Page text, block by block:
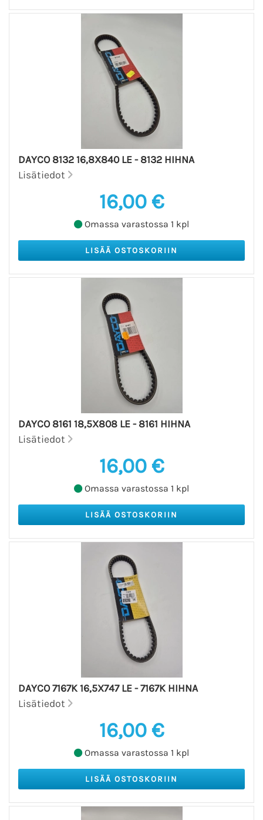
DAYCO 8132 16,8X840 LE - 8132 HIHNA
Lisätiedot
16,00 €
Omassa varastossa 1 kpl
DAYCO 8161 18,5X808 LE - 8161 HIHNA
Lisätiedot
16,00 €
Omassa varastossa 1 kpl
DAYCO 7167K 16,5X747 LE - 7167K HIHNA
Lisätiedot
16,00 €
Omassa varastossa 1 kpl